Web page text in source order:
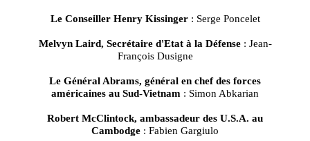
Le Conseiller Henry Kissinger : Serge Poncelet
Melvyn Laird, Secrétaire d'Etat à la Défense : Jean-
François Dusigne
Le Général Abrams, général en chef des forces
américaines au Sud-Vietnam : Simon Abkarian
Robert McClintock, ambassadeur des U.S.A. au
Cambodge : Fabien Gargiulo